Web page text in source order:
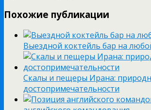
Похожие публикации
Выездной коктейль бар на
Скалы и пещеры Ирана:
достопримечательности